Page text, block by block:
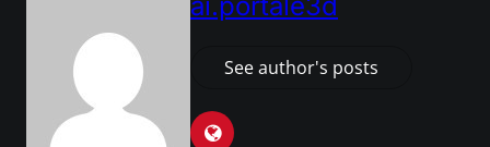
See author's posts